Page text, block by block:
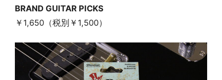
BRAND GUITAR PICKS
￥1,650（税別￥1,500）